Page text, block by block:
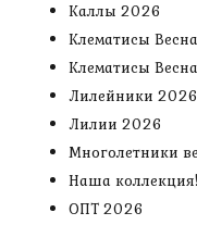
Каллы 2026
Клематисы
Клематисы
Лилейники 2026
Лилии 2026
Многолетники
Наша коллекция!
ОПТ 2026